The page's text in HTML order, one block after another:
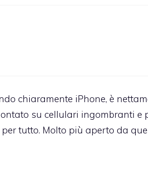
chiaramente iPhone, è
su cellulari ingombranti e
tutto. Molto più aperto da